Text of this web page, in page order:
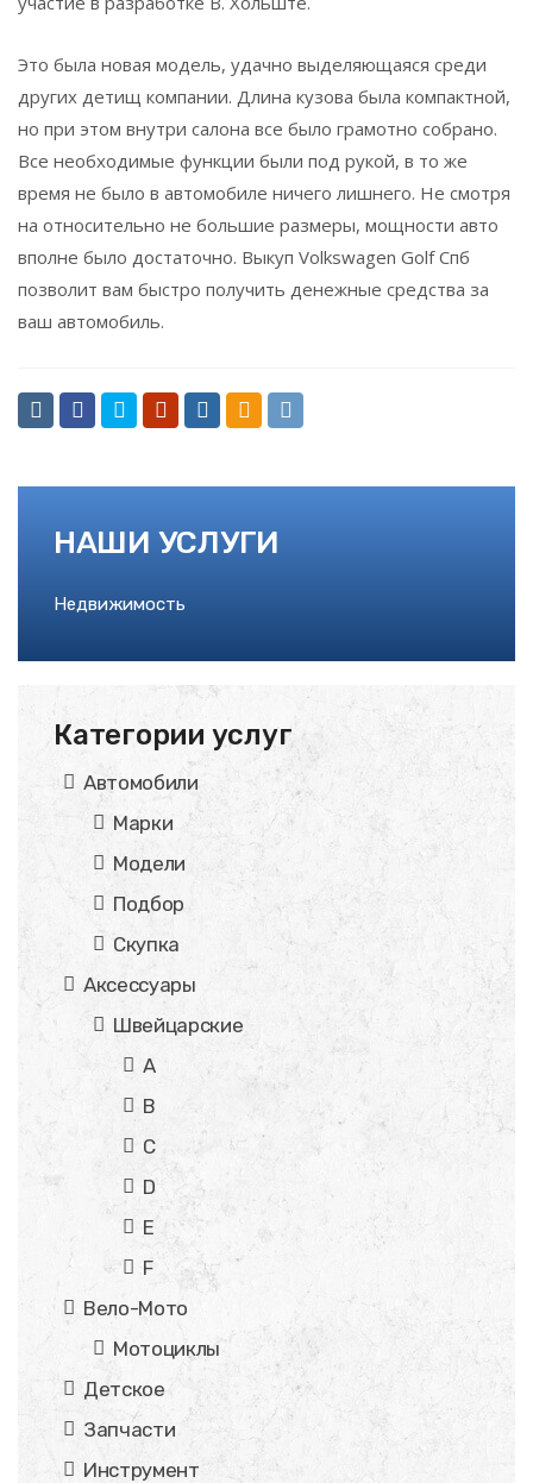
Это была новая модель, удачно выделяющаяся среди
других детищ компании. Длина кузова была компактной,
но при этом внутри салона все было грамотно собрано.
Все необходимые функции были под рукой, в то же
время не было в автомобиле ничего лишнего. Не смотря
на относительно не большие размеры, мощности авто
вполне было достаточно. Выкуп Volkswagen Golf Спб
позволит вам быстро получить денежные средства за
ваш автомобиль.
НАШИ УСЛУГИ
Недвижимость
Категории услуг
Автомобили
Марки
Модели
Подбор
Скупка
Аксессуары
Швейцарские
A
B
C
D
E
F
Вело-Мото
Мотоциклы
Детское
Запчасти
Инструмент